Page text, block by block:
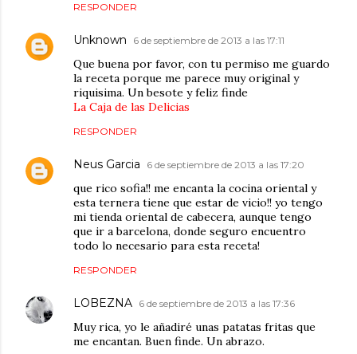
RESPONDER
Unknown 6 de septiembre de 2013 a las 17:11
Que buena por favor, con tu permiso me guardo
la receta porque me parece muy original y
riquisima. Un besote y feliz finde
La Caja de las Delicias
RESPONDER
Neus Garcia 6 de septiembre de 2013 a las 17:20
que rico sofia!! me encanta la cocina oriental y
esta ternera tiene que estar de vicio!! yo tengo
mi tienda oriental de cabecera, aunque tengo
que ir a barcelona, donde seguro encuentro
todo lo necesario para esta receta!
RESPONDER
LOBEZNA 6 de septiembre de 2013 a las 17:36
Muy rica, yo le añadiré unas patatas fritas que
me encantan. Buen finde. Un abrazo.